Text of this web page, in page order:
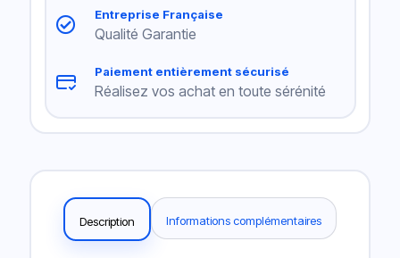
Entreprise Française
Qualité Garantie
Paiement entièrement sécurisé
Réalisez vos achat en toute sérénité
Description Informations complémentaires